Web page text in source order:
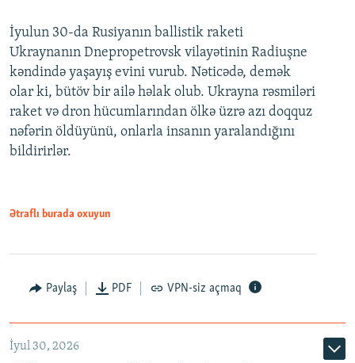
İyulun 30-da Rusiyanın ballistik raketi
Ukraynanın Dnepropetrovsk vilayətinin Radiuşne
kəndində yaşayış evini vurub. Nəticədə, demək
olar ki, bütöv bir ailə həlak olub. Ukrayna rəsmiləri
raket və dron hücumlarından ölkə üzrə azı doqquz
nəfərin öldüyünü, onlarla insanın yaralandığını
bildirirlər.
Ətraflı burada oxuyun
Paylaş PDF VPN-siz açmaq
İyul 30, 2026